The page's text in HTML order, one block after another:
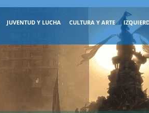
JUVENTUD Y LUCHA CULTURA Y ARTE